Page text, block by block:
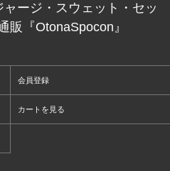
ージ・スウェット・セッ
販『OtonaSpocon』
会員登録
カートを見る